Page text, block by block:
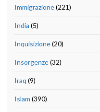
Immigrazione(221)
India (5)
Inquisizione(20)
Insorgenze(32)
Iraq (9)
Islam (390)